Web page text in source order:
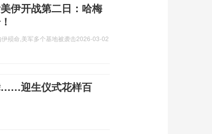
伊开战第二日：哈梅
殒命,美军多个基地被袭击2026-03-02
……迎生仪式花样百